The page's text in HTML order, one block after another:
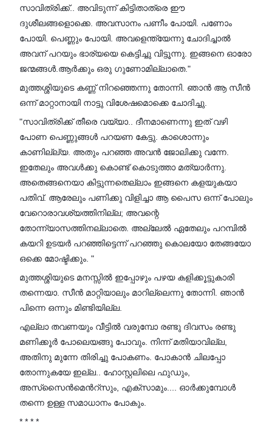
സാവിത്രിക്ക്.. അവിടുന്ന് കിട്ടിതാത്രെ ഈ
ദുശീലങ്ങളൊക്കെ. അവസാനം പണീം പോയി. പണോം
പോയി. പെണ്ണും പോയി. അവളെന്ത്യേന്നു ചോദിച്ചാൽ
അവന് പറയും ഭാര്യയെ കെട്ടിച്ചു വിട്ടൂന്നു. ഇങ്ങനെ ഓരോ
ജന്മങ്ങൾ.ആർക്കും ഒരു ഗുണോമില്ലാതെ."
മുത്തശ്ശിയുടെ കണ്ണ് നിറഞ്ഞെന്നു തോന്നി. ഞാൻ ആ സീൻ
ഒന്ന് മാറ്റാനായി നാട്ടു വിശേഷമൊക്കെ ചോദിച്ചു.
"സാവിത്രിക്ക് തീരെ വയ്യാ.. ദീനമാണെന്നു ഇത് വഴി
പോണ പെണ്ണുങ്ങൾ പറയണ കേട്ടു. കാശൊന്നും
കാണില്ല്യ. അതും പറഞ്ഞ അവൻ ജോലിക്കു വന്നേ.
ഇതേലും അവൾക്കു കൊണ്ട് കൊടുത്താ മത്യാർന്നു.
അതെങ്ങനെയാ കിട്ടുന്നതെല്ലാം ഇങ്ങനെ കളയുകയാ
പതിവ്. ആരേലും പണിക്കു വിളിച്ചാ ആ പൈസ ഒന്ന് പോലും
വേറൊരാവശ്യത്തിനില്ല; അവന്റെ
തോന്ന്യാസത്തിനല്ലാതെ. അല്ലേൽ ഏതേലും പറമ്പിൽ
കയറി ഉടയർ പറഞ്ഞിട്ടെന്ന് പറഞ്ഞു കൊലയോ തേങ്ങയോ
ഒക്കെ മോഷ്ടിക്കും. "
മുത്തശ്ശിയുടെ മനസ്സിൽ ഇപ്പോഴും പഴയ കളിക്കൂട്ടുകാരി
തന്നെയാ. സീൻ മാറ്റിയാലും മാറില്ലെന്നു തോന്നി. ഞാൻ
പിന്നെ ഒന്നും മിണ്ടിയില്ല.
എല്ലാ തവണയും വീട്ടിൽ വരുമ്പോ രണ്ടു ദിവസം രണ്ടു
മണിക്കൂർ പോലെയങ്ങു പോവും. നിന്ന് മതിയാവില്ല,
അതിനു മുന്നേ തിരിച്ചു പോകണം. പോകാൻ ചിലപ്പോ
തോന്നുകയേ ഇല്ല.. ഹോസ്റ്റലിലെ ഫുഡും,
അസ്‌സൈൻമെൻറ്സും, എക്സാമും.... ഓർക്കുമ്പോൾ
തന്നെ ഉള്ള സമാധാനം പോകും.
* * * *